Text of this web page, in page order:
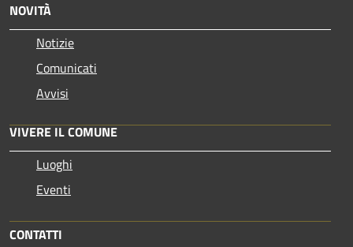
NOVITÀ
Notizie
Comunicati
Avvisi
VIVERE IL COMUNE
Luoghi
Eventi
CONTATTI